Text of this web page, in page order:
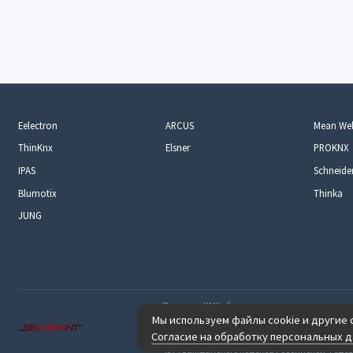
Мы используем файлы cookie и другие
Согласие на обработку персональных
Eelectron
ThinKnx
IPAS
Blumotix
JUNG
ARCUS
Elsner
Mean
PROKNX
Thinka
Продажа KNX оборудования для систем
что данный интернет-сайт, а также вся
предоставленная на нём, носит
каких условиях не является публичной
437 Гражданского кодекса Российской